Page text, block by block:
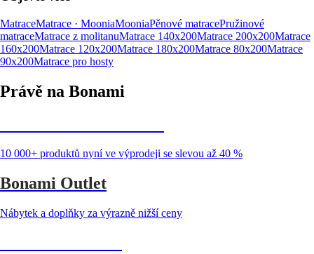
MatraceMatrace · MooniaMooniaPěnové matracePružinové
matraceMatrace z molitanuMatrace 140x200Matrace 200x200Matrace
160x200Matrace 120x200Matrace 180x200Matrace 80x200Matrace
90x200Matrace pro hosty
Právě na Bonami
10 000+ produktů nyní ve výprodeji se slevou až 40 %
Bonami Outlet
Nábytek a doplňky za výrazně nižší ceny